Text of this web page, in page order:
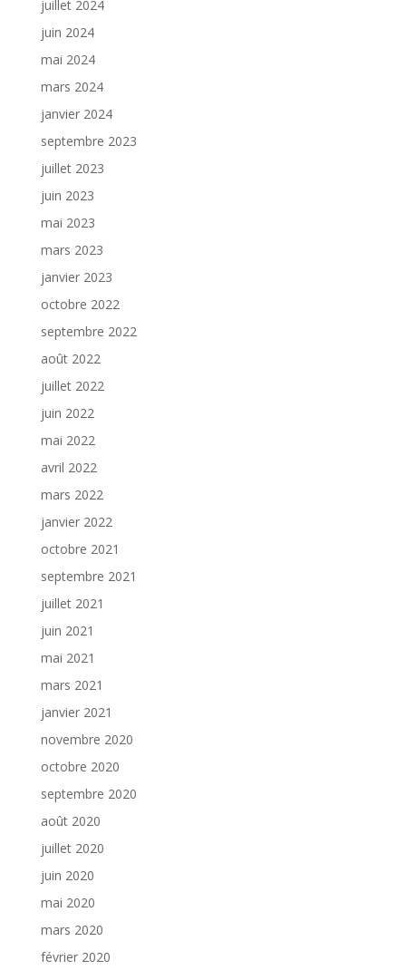
juillet 2024
juin 2024
mai 2024
mars 2024
janvier 2024
septembre 2023
juillet 2023
juin 2023
mai 2023
mars 2023
janvier 2023
octobre 2022
septembre 2022
août 2022
juillet 2022
juin 2022
mai 2022
avril 2022
mars 2022
janvier 2022
octobre 2021
septembre 2021
juillet 2021
juin 2021
mai 2021
mars 2021
janvier 2021
novembre 2020
octobre 2020
septembre 2020
août 2020
juillet 2020
juin 2020
mai 2020
mars 2020
février 2020